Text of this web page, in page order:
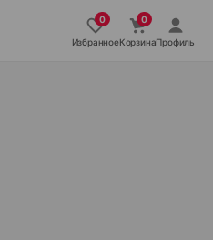
ИзбранноеКорзинаПрофиль